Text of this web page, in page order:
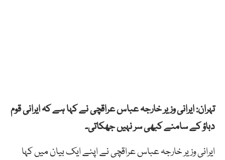
تہران: ایرانی وزیر خارجہ عباس عراقچی نے کہا ہے کہ ایرانی قوم
دباؤ کے سامنے کبھی سر نہیں جھکاتی۔
ایرانی وزیر خارجہ عباس عراقچی نے اپنے ایک بیان میں کہا